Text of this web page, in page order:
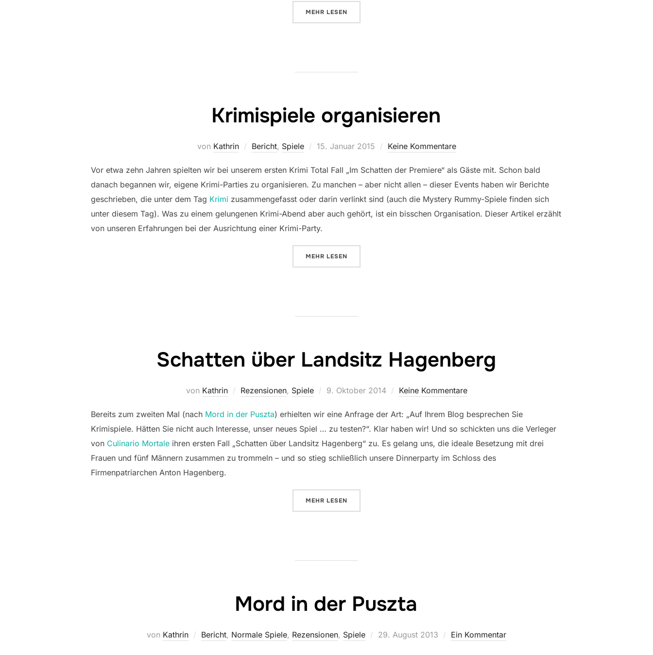
MEHR ÜBER „RISTORANTE ASSASSINO“
LESEN
Krimispiele organisieren
von Kathrin Bericht, Spiele
Veröffentlicht
15. Januar 2015 Keine Kommentare
Vor etwa zehn Jahren spielten wir bei unserem ersten Krimi Total Fall „Im Schatten der Premiere“ als Gäste mit. Schon bald
danach begannen wir, eigene Krimi-Parties zu organisieren. Zu manchen – aber nicht allen – dieser Events haben wir Berichte
geschrieben, die unter dem Tag Krimi zusammengefasst oder darin verlinkt sind (auch die Mystery Rummy-Spiele finden sich
unter diesem Tag). Was zu einem gelungenen Krimi-Abend aber auch gehört, ist ein bisschen Organisation. Dieser Artikel erzählt
von unseren Erfahrungen bei der Ausrichtung einer Krimi-Party.
MEHR ÜBER „KRIMISPIELE ORGANISIEREN“
LESEN
Schatten über Landsitz Hagenberg
von Kathrin Rezensionen, Spiele
Veröffentlicht
9. Oktober 2014 Keine Kommentare
Bereits zum zweiten Mal (nach Mord in der Puszta) erhielten wir eine Anfrage der Art: „Auf Ihrem Blog besprechen Sie
Krimispiele. Hätten Sie nicht auch Interesse, unser neues Spiel … zu testen?“. Klar haben wir! Und so schickten uns die Verleger
von Culinario Mortale ihren ersten Fall „Schatten über Landsitz Hagenberg“ zu. Es gelang uns, die ideale Besetzung mit drei
Frauen und fünf Männern zusammen zu trommeln – und so stieg schließlich unsere Dinnerparty im Schloss des
Firmenpatriarchen Anton Hagenberg.
MEHR ÜBER „SCHATTEN ÜBER LANDSITZ HAGENBERG“
LESEN
Mord in der Puszta
von Kathrin Bericht, Normale Spiele, Rezensionen, Spiele
Veröffentlicht
29. August 2013 Ein Kommentar